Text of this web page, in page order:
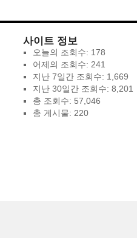
사이트 정보
오늘의 조회수: 178
어제의 조회수: 241
지난 7일간 조회수: 1,669
지난 30일간 조회수: 8,201
총 조회수: 57,046
총 게시물: 220